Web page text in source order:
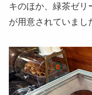
キのほか、緑茶ゼリ
が用意されていまし